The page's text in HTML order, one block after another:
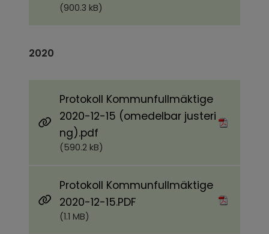
(900.3 kB)
2020
Protokoll Kommunfullmäktige
2020-12-15 (omedelbar justeri
ng).pdf
(590.2 kB)
Protokoll Kommunfullmäktige
2020-12-15.PDF
(1.1 MB)